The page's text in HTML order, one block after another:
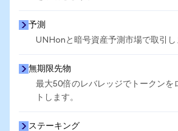
予測
UNHonと暗号資産予測市場で取引し
無期限先物
最大50倍のレバレッジでトークンを
トします。
ステーキング